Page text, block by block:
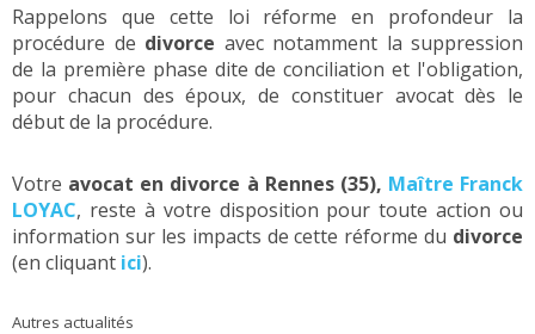
Rappelons que cette loi réforme en profondeur la
procédure de divorce avec notamment la suppression
de la première phase dite de conciliation et l'obligation,
pour chacun des époux, de constituer avocat dès le
début de la procédure.
Votre avocat en divorce à Rennes (35), Maître Franck
LOYAC, reste à votre disposition pour toute action ou
information sur les impacts de cette réforme du divorce
(en cliquant ici).
Autres actualités